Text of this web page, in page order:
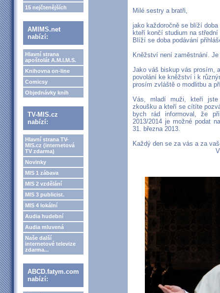
15 nejčtenějších
AMIMS.net
nabízí:
Hlavní strana
apoštolát A.M.I.M.S.
Knihovna on-line
Comicsy
Objednávky knih
TV-MIS.cz
nabízí:
Hlavní strana TV-
MIS.cz (internetová
TV zdarma)
Novinky
MIS 1 zábava
MIS 2 vzdělání
MIS 3 publicist.
MIS 4 lokální
Audia hudební
Audia mluvená
Naše další
internetové televize
zdarma...
ABCD.fatym.com
nabízí:
Milé sestry a bratři,
jako každoročně se blíží
kteří končí studium na střední
Blíží se doba podávání
Kněžství není zaměstnání.
Jako váš biskup vás prosím,
povolání ke kněžství i k
prosím zvláště o modlitbu a
Vás, mladí muži, kteří jste
zkoušku a kteří se cítíte
bych rád informoval, že
2013/2014 je možné podat
31. března 2013.
Každý den se za vás a za